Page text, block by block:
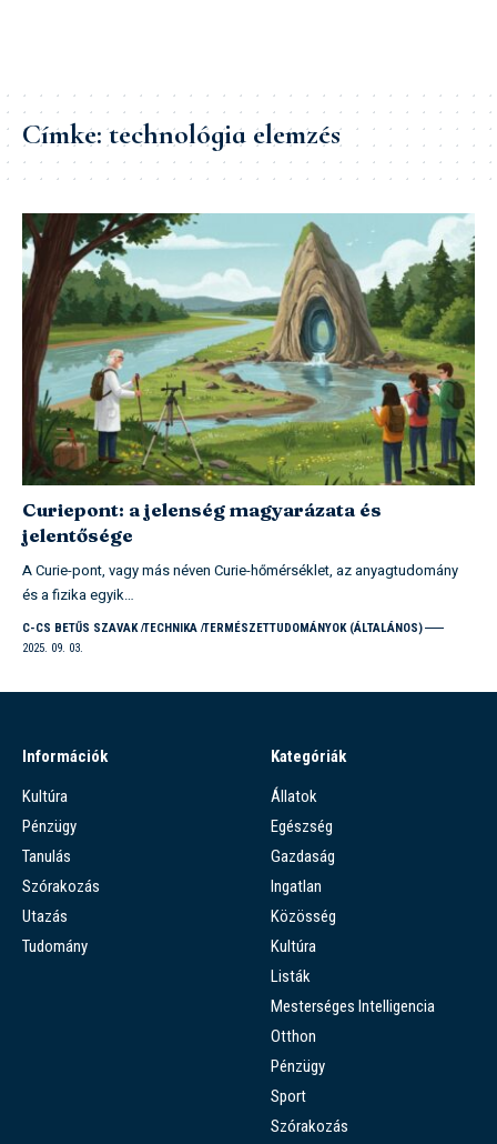
Címke:technológia elemzés
Curiepont: a jelenség magyarázata és
jelentősége
A Curie-pont, vagy más néven Curie-hőmérséklet, az anyagtudomány
és a fizika egyik…
C-CS BETŰS SZAVAK TECHNIKA TERMÉSZETTUDOMÁNYOK (ÁLTALÁNOS)
2025. 09. 03.
Információk
Kultúra
Pénzügy
Tanulás
Szórakozás
Utazás
Tudomány
Kategóriák
Állatok
Egészség
Gazdaság
Ingatlan
Közösség
Kultúra
Listák
Mesterséges Intelligencia
Otthon
Pénzügy
Sport
Szórakozás